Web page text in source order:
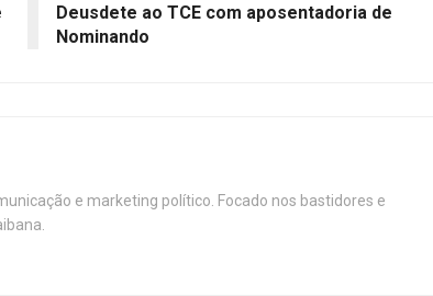
Deusdete ao TCE com aposentadoria de
Nominando
e marketing político. Focado nos bastidores e